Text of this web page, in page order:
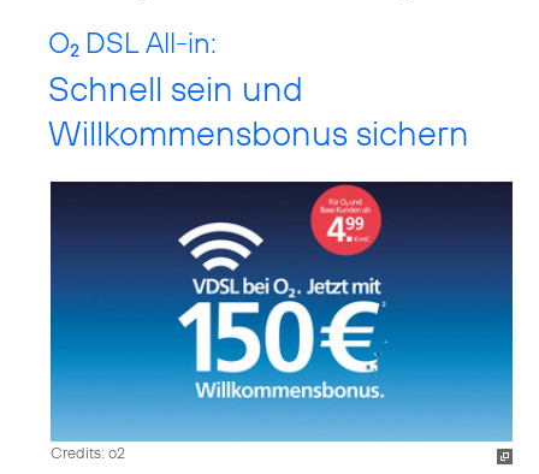
O2 DSL All-in:
Schnell sein und
Willkommensbonus sichern
Credits: o2